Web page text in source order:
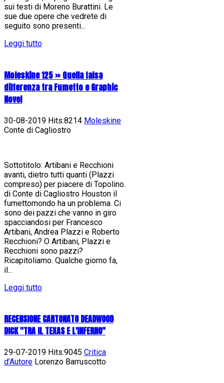
sui testi di Moreno Burattini. Le
sue due opere che vedrete di
seguito sono presenti...
Leggi tutto
Moleskine 125 » Quella falsa
differenza tra Fumetto e Graphic
Novel
30-08-2019 Hits:8214 Moleskine
Conte di Cagliostro
Sottotitolo: Artibani e Recchioni
avanti, dietro tutti quanti (Plazzi
compreso) per piacere di Topolino.
di Conte di Cagliostro Houston il
fumettomondo ha un problema. Ci
sono dei pazzi che vanno in giro
spacciandosi per Francesco
Artibani, Andrea Plazzi e Roberto
Recchioni? O Artibani, Plazzi e
Recchioni sono pazzi?
Ricapitoliamo. Qualche giorno fa,
il...
Leggi tutto
RECENSIONE CARTONATO DEADWOOD
DICK "TRA IL TEXAS E L'INFERNO"
29-07-2019 Hits:9045 Critica
d'Autore Lorenzo Barruscotto